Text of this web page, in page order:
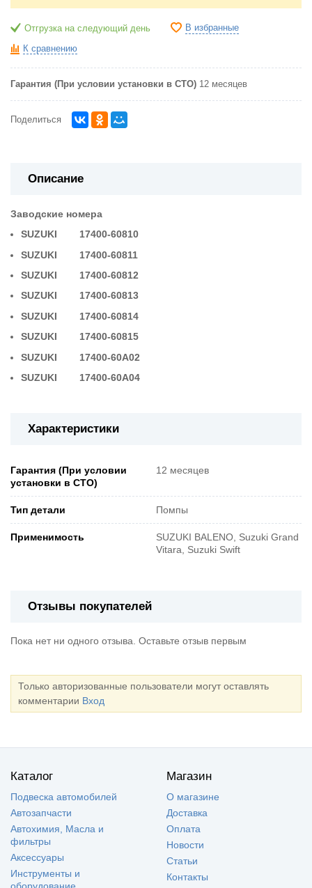
Отгрузка на следующий день В избранные
К сравнению
Гарантия (При условии установки в СТО) 12 месяцев
Поделиться
Описание
Заводские номера
SUZUKI 17400-60810
SUZUKI 17400-60811
SUZUKI 17400-60812
SUZUKI 17400-60813
SUZUKI 17400-60814
SUZUKI 17400-60815
SUZUKI 17400-60A02
SUZUKI 17400-60A04
Характеристики
Гарантия (При условии
установки в СТО)
12 месяцев
Тип детали Помпы
Применимость
SUZUKI BALENO, Suzuki Grand
Vitara, Suzuki Swift
Отзывы покупателей
Пока нет ни одного отзыва. Оставьте отзыв первым
Только авторизованные пользователи могут оставлять
комментарии Вход
Каталог
Подвеска автомобилей
Автозапчасти
Автохимия, Масла и
фильтры
Аксессуары
Инструменты и
оборудование
Магазин
О магазине
Доставка
Оплата
Новости
Статьи
Контакты